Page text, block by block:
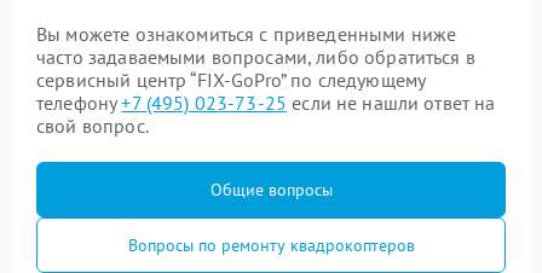
Вы можете ознакомиться с приведенными ниже
часто задаваемыми вопросами, либо обратиться в
сервисный центр “FIX-GoPro” по следующему
телефону+7 (495) 023-73-25 если не нашли ответ на
свой вопрос.
Общие вопросы
Вопросы по ремонту квадрокоптеров